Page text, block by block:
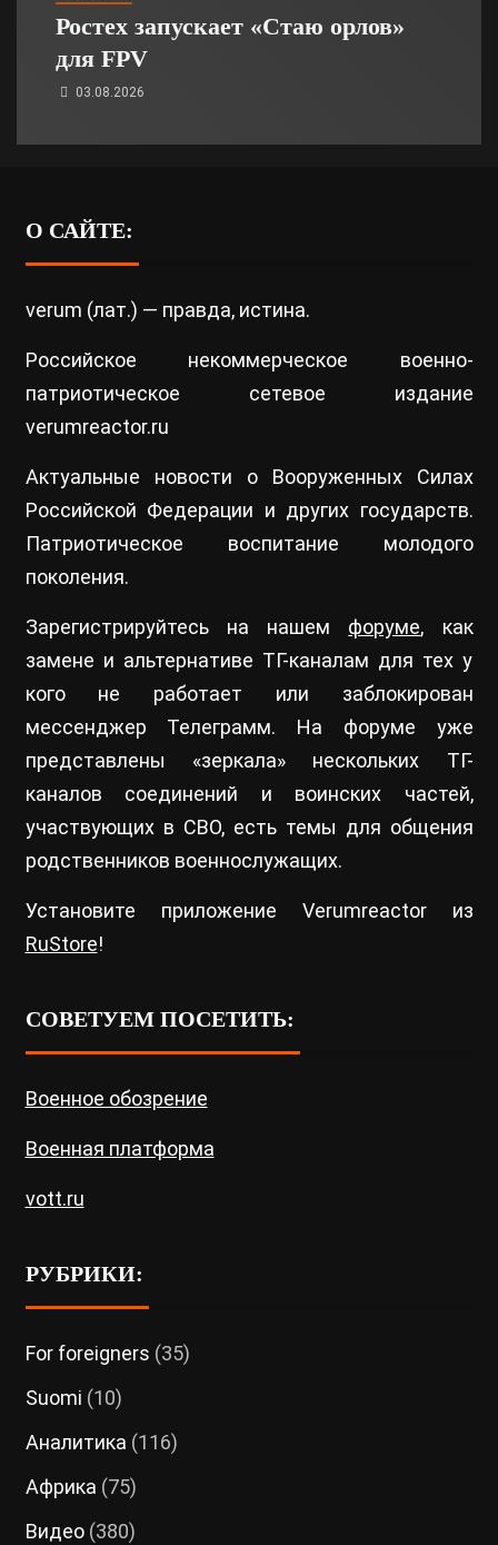
Ростех запускает «Стаю орлов»
для FPV
03.08.2026
О САЙТЕ:
verum (лат.) — правда, истина.
Российское некоммерческое военно-
патриотическое сетевое издание
verumreactor.ru
Актуальные новости о Вооруженных Силах
Российской Федерации и других государств.
Патриотическое воспитание молодого
поколения.
Зарегистрируйтесь на нашем форуме, как
замене и альтернативе ТГ-каналам для тех у
кого не работает или заблокирован
мессенджер Телеграмм. На форуме уже
представлены «зеркала» нескольких ТГ-
каналов соединений и воинских частей,
участвующих в СВО, есть темы для общения
родственников военнослужащих.
Установите приложение Verumreactor из
RuStore!
СОВЕТУЕМ ПОСЕТИТЬ:
Военное обозрение
Военная платформа
vott.ru
РУБРИКИ:
For foreigners (35)
Suomi (10)
Аналитика (116)
Африка (75)
Видео(380)